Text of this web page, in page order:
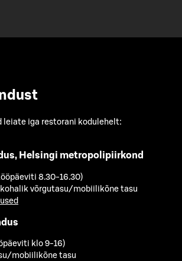
leiate iga restorani kodulehelt:
Helsingi metropolipiirkond
8.30-16.30)
võrgutasu/mobiilikõne tasu
klo 9-16)
mobiilikõne tasu